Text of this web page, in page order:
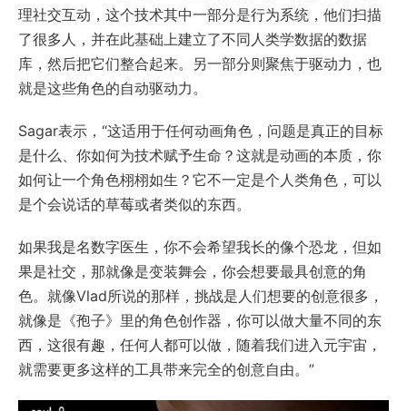
理社交互动，这个技术其中一部分是行为系统，他们扫描
了很多人，并在此基础上建立了不同人类学数据的数据
库，然后把它们整合起来。另一部分则聚焦于驱动力，也
就是这些角色的自动驱动力。
Sagar表示，“这适用于任何动画角色，问题是真正的目标
是什么、你如何为技术赋予生命？这就是动画的本质，你
如何让一个角色栩栩如生？它不一定是个人类角色，可以
是个会说话的草莓或者类似的东西。
如果我是名数字医生，你不会希望我长的像个恐龙，但如
果是社交，那就像是变装舞会，你会想要最具创意的角
色。就像Vlad所说的那样，挑战是人们想要的创意很多，
就像是《孢子》里的角色创作器，你可以做大量不同的东
西，这很有趣，任何人都可以做，随着我们进入元宇宙，
就需要更多这样的工具带来完全的创意自由。”